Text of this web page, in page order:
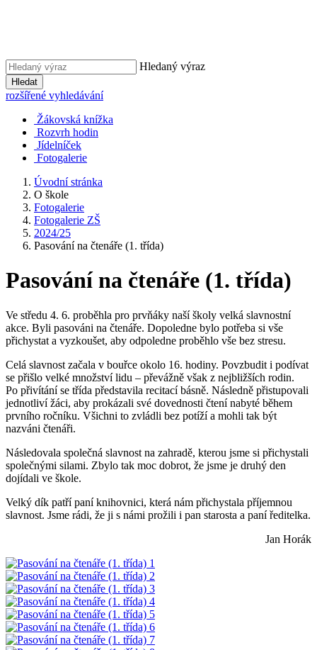
Hledaný výraz
Hledat
rozšířené vyhledávání
Žákovská knížka
Rozvrh hodin
Jídelníček
Fotogalerie
Úvodní stránka
O škole
Fotogalerie
Fotogalerie ZŠ
2024/25
Pasování na čtenáře (1. třída)
Pasování na čtenáře (1. třída)
Ve středu 4. 6. proběhla pro prvňáky naší školy velká slavnostní
akce. Byli pasováni na čtenáře. Dopoledne bylo potřeba si vše
přichystat a vyzkoušet, aby odpoledne proběhlo vše bez stresu.
Celá slavnost začala v bouřce okolo 16. hodiny. Povzbudit i podívat
se přišlo velké množství lidu – převážně však z nejbližších rodin.
Po přivítání se třída představila recitací básně. Následně přistupovali
jednotliví žáci, aby prokázali své dovednosti čtení nabyté během
prvního ročníku. Všichni to zvládli bez potíží a mohli tak být
nazváni čtenáři.
Následovala společná slavnost na zahradě, kterou jsme si přichystali
společnými silami. Zbylo tak moc dobrot, že jsme je druhý den
dojídali ve škole.
Velký dík patří paní knihovnici, která nám přichystala příjemnou
slavnost. Jsme rádi, že ji s námi prožili i pan starosta a paní ředitelka.
Jan Horák